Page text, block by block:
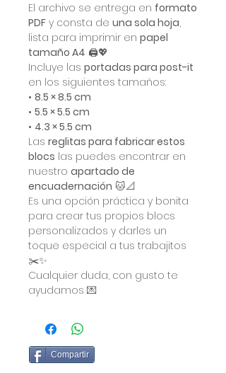
El archivo se entrega en formato
PDF y consta de una sola hoja,
lista para imprimir en papel
tamaño A4 🖨️💖
Incluye las portadas para post-it
en los siguientes tamaños:
• 8.5 × 8.5 cm
• 5.5 × 5.5 cm
• 4.3 × 5.5 cm
Las reglitas para fabricar estos
blocs las puedes encontrar en
nuestro apartado de
encuadernación 🐱📐
Es una opción práctica y bonita
para crear tus propios blocs
personalizados y darles un
toque especial a tus trabajitos
✂️✨
Cualquier duda, con gusto te
ayudamos 💌
Compartir